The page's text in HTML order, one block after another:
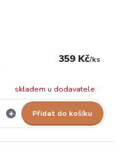
359 Kč/ks
skladem u dodavatele
Přidat do košíku